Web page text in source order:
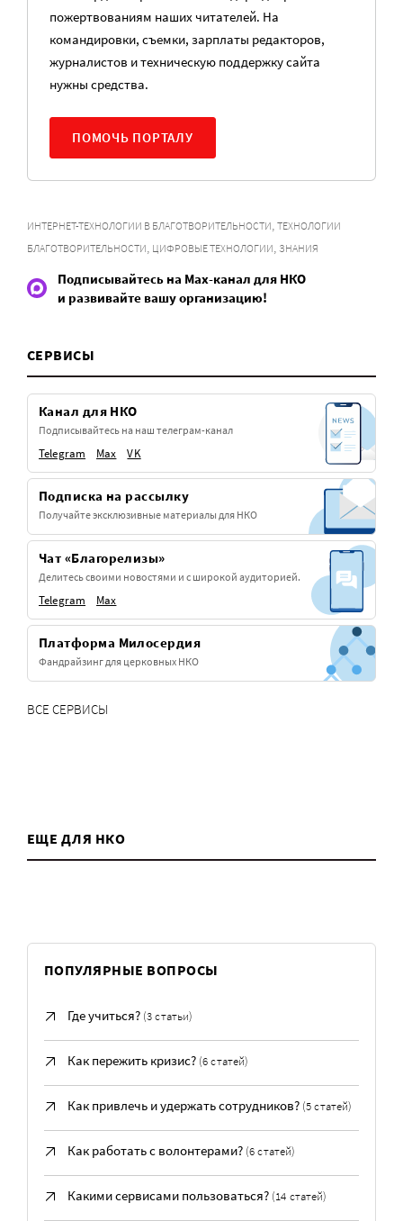
пожертвованиям наших читателей. На
командировки, съемки, зарплаты редакторов,
журналистов и техническую поддержку сайта
нужны средства.
ПОМОЧЬ ПОРТАЛУ
ИНТЕРНЕТ-ТЕХНОЛОГИИ В БЛАГОТВОРИТЕЛЬНОСТИ, ТЕХНОЛОГИИ
БЛАГОТВОРИТЕЛЬНОСТИ, ЦИФРОВЫЕ ТЕХНОЛОГИИ, ЗНАНИЯ
Подписывайтесь на Max-канал для НКО
и развивайте вашу организацию!
СЕРВИСЫ
Канал для НКО
Подписывайтесь на наш телеграм-канал
Telegram Max VK
Подписка на рассылку
Получайте эксклюзивные материалы для НКО
Чат «Благорелизы»
Делитесь своими новостями и с широкой аудиторией.
Telegram Max
Платформа Милосердия
Фандрайзинг для церковных НКО
ВСЕ СЕРВИСЫ
ЕЩЕ ДЛЯ НКО
ПОПУЛЯРНЫЕ ВОПРОСЫ
Где учиться? (3 статьи)
Как пережить кризис? (6 статей)
Как привлечь и удержать сотрудников? (5 статей)
Как работать с волонтерами? (6 статей)
Какими сервисами пользоваться? (14 статей)